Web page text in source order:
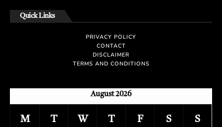
Quick Links
PRIVACY POLICY
CONTACT
DISCLAIMER
TERMS AND CONDITIONS
August 2026
M T W T F S S